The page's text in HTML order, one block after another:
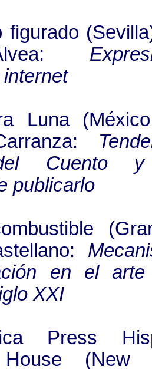
figurado
Luna
Cuento
publicarlo
en el
XXI
Press
House (New